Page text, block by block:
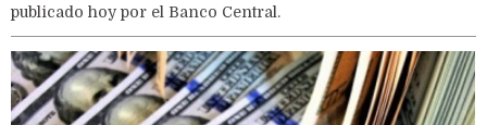
publicado hoy por el Banco Central.